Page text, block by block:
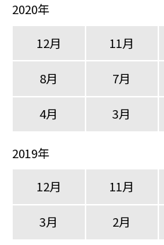
2020年
12月
11月
8月 7月
4月 3月
2019年
12月
11月
3月 2月